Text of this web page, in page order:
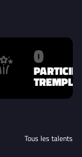
0
Tous les talents